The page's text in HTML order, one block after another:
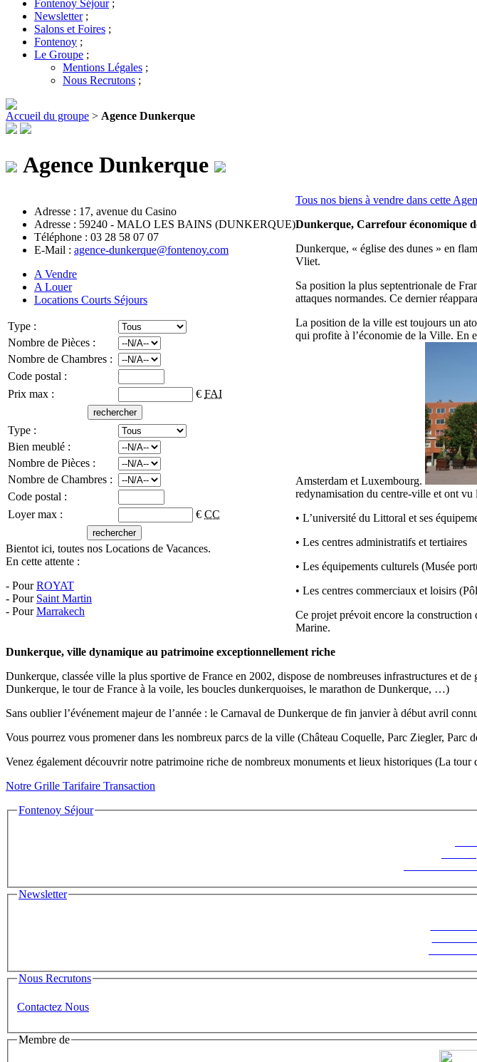
Fontenoy Séjour;
Newsletter;
Salons et Foires ;
Fontenoy ;
Le Groupe ;
Mentions Légales ;
Nous Recrutons ;
Accueil du groupe > Agence Dunkerque
Agence Dunkerque
Adresse : 17, avenue du Casino
Adresse : 59240 - MALO LES BAINS (DUNKERQUE)
Téléphone : 03 28 58 07 07
E-Mail : agence-dunkerque@fontenoy.com
A Vendre
A Louer
Locations Courts Séjours
Type :
Nombre de Pièces :
Nombre de Chambres :
Code postal :
Prix max :
€ FAI
Type :
Bien meublé :
Nombre de Pièces :
Nombre de Chambres :
Code postal :
Loyer max :
€ CC
Bientot ici, toutes nos Locations de Vacances.
En cette attente :
- PourROYAT
- Pour Saint Martin
- PourMarrakech
Tous nos biens à vendre dans cette
Dunkerque, Carrefour économique
Dunkerque, « église des dunes » en
Vliet.
Sa position la plus septentrionale de
attaques normandes. Ce dernier
La position de la ville est toujours un
qui profite à l’économie de la Ville. En
Amsterdam et Luxembourg.
redynamisation du centre-ville et ont vu
• L’université du Littoral et ses
• Les centres administratifs et tertiaires
• Les équipements culturels (Musée
• Les centres commerciaux et loisirs
Ce projet prévoit encore la construction
Marine.
Dunkerque, ville dynamique au patrimoine exceptionnellement riche
Dunkerque, classée ville la plus sportive de France en 2002, dispose de nombreuses infrastructures et
Dunkerque, le tour de France à la voile, les boucles dunkerquoises, le marathon de Dunkerque, …)
Sans oublier l’événement majeur de l’année : le Carnaval de Dunkerque de fin janvier à début avril
Vous pourrez vous promener dans les nombreux parcs de la ville (Château Coquelle, Parc Ziegler,
Venez également découvrir notre patrimoine riche de nombreux monuments et lieux historiques (La
Notre Grille Tarifaire Transaction
Fontenoy Séjour
Newsletter
Nous Recrutons
Contactez Nous
Membre de